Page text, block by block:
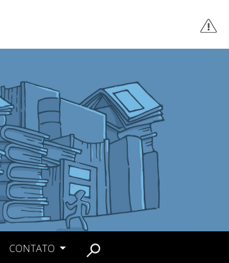
CONTATO